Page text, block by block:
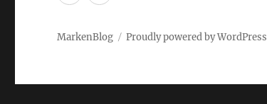
MarkenBlog Proudly powered by WordPress